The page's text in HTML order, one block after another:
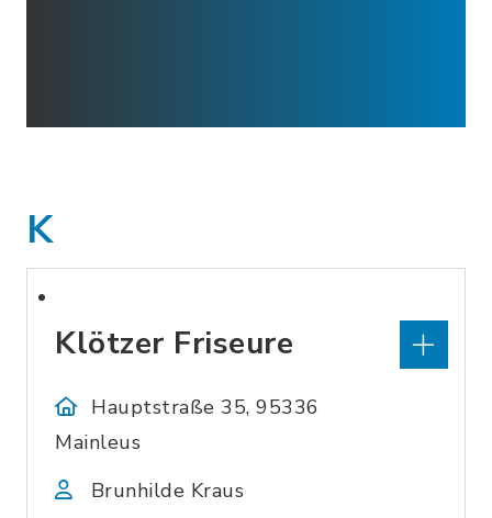
K
Klötzer Friseure
Hauptstraße 35, 95336
Mainleus
Brunhilde Kraus